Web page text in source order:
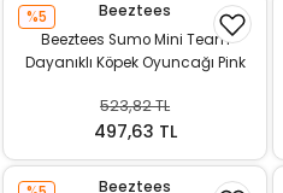
%5
Beeztees
Beeztees Sumo Mini Team
Dayanıklı Köpek Oyuncağı Pink
523,82 TL
497,63 TL
Beeztees